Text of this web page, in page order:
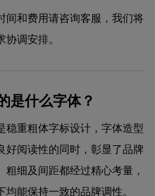
间和费用请咨询客服，我们将
调安排。
是什么字体？
稳重粗体字标设计，字体造型
好阅读性的同时，彰显了品牌
细及间距都经过精心考量，
能保持一致的品牌调性。